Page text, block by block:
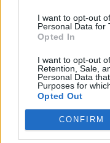
I want to opt-out
Personal Data for
Opted In
I want to opt-out
Retention, Sale,
Personal Data
Purposes for
Opted Out
CONFIRM
Přihlásit se a odpovědět
Smazaný|Předmět:
Reakce na příspěvek
Dobrořeč,
nezapomínej na žádné